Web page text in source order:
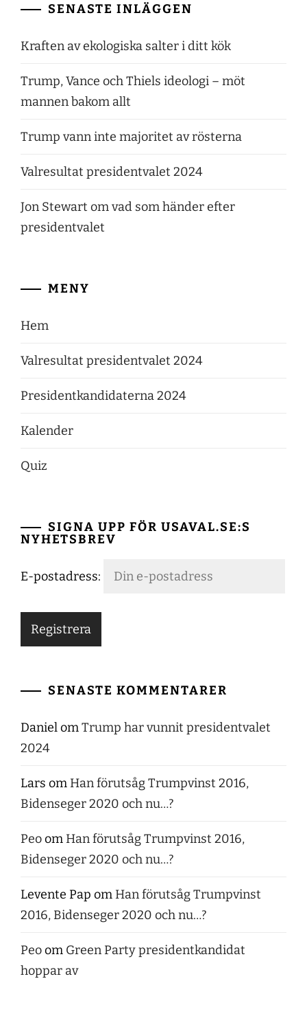
SENASTE INLÄGGEN
Kraften av ekologiska salter i ditt kök
Trump, Vance och Thiels ideologi – möt
mannen bakom allt
Trump vann inte majoritet av rösterna
Valresultat presidentvalet 2024
Jon Stewart om vad som händer efter
presidentvalet
MENY
Hem
Valresultat presidentvalet 2024
Presidentkandidaterna 2024
Kalender
Quiz
SIGNA UPP FÖR USAVAL.SE:S
NYHETSBREV
E-postadress:
SENASTE KOMMENTARER
DanielomTrump har vunnit presidentvalet
2024
Lars om Han förutsåg Trumpvinst 2016,
Bidenseger 2020 och nu…?
Peoom Han förutsåg Trumpvinst 2016,
Bidenseger 2020 och nu…?
Levente Pap om Han förutsåg Trumpvinst
2016, Bidenseger 2020 och nu…?
Peoom Green Party presidentkandidat
hoppar av